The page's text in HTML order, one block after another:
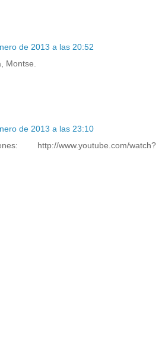
de 2013 a las 20:52
Montse.
de 2013 a las 23:10
www.youtube.com/watch?